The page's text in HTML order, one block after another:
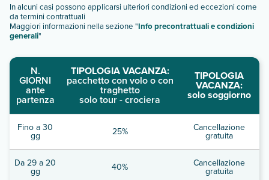
In alcuni casi possono applicarsi ulteriori condizioni ed eccezioni come
da termini contrattuali
Maggiori informazioni nella sezione "Info precontrattuali e condizioni
generali"
N.
GIORNI
ante
partenza
TIPOLOGIA VACANZA:
pacchetto con volo o con
traghetto
solo tour - crociera
TIPOLOGIA
VACANZA:
solo soggiorno
Fino a 30
gg 25% Cancellazione
gratuita
Da 29 a 20
gg 40% Cancellazione
gratuita